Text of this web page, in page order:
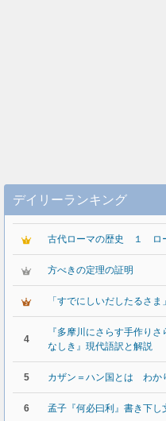
デイリーランキング
古代ローマの歴史 １ ロ
方べきの定理の証明
「すでにしいだしたるさ
4
『多摩川にさらす手作り
なしき』現代語訳と解説
5 カザン＝ハン国とは わか
6 孟子『何必曰利』書き下し